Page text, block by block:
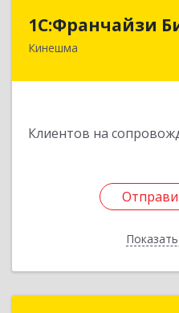
1С:Франчайзи
Кинешма
Клиентов на
155800, Ивановская